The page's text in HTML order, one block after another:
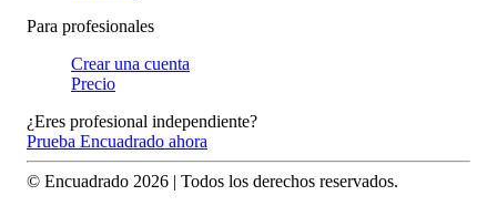
Para profesionales
Crear una cuenta
Precio
¿Eres profesional independiente?
Prueba Encuadrado ahora
© Encuadrado 2026 | Todos los derechos reservados.